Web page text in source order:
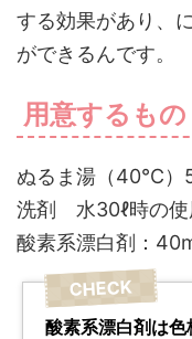
する効果があり、
ができるんです。
用意するもの
ぬるま湯（40℃）
洗剤 水30ℓ時の使
酸素系漂白剤：
酸素系漂白剤は